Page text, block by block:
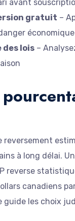
avant
gratuit –
économique
des lois –
reversement
à long délai.
reverse
canadiens
les choix